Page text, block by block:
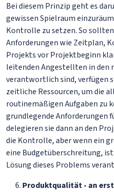
Bei diesem Prinzip geht es
gewissen Spielraum
Kontrolle zu setzen. So
Anforderungen wie Zeitplan,
Projekts vor Projektbeginn
leitenden Angestellten in den
verantwortlich sind, verfügen
zeitliche Ressourcen, um die
routinemäßigen Aufgaben zu
grundlegende Anforderungen
delegieren sie dann an den
die Kontrolle, aber wenn ein
eine Budgetüberschreitung,
Lösung dieses Problems
Produktqualität - an